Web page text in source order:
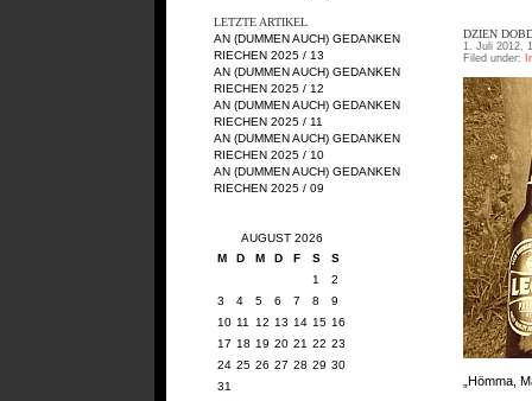
LETZTE ARTIKEL
AN (DUMMEN AUCH) GEDANKEN
RIECHEN 2025 / 13
AN (DUMMEN AUCH) GEDANKEN
RIECHEN 2025 / 12
AN (DUMMEN AUCH) GEDANKEN
RIECHEN 2025 / 11
AN (DUMMEN AUCH) GEDANKEN
RIECHEN 2025 / 10
AN (DUMMEN AUCH) GEDANKEN
RIECHEN 2025 / 09
AUGUST 2026
M
D M D F S S
1
2
3
4 5 6 7 8
9
10 11 12 13 14 15 16
17 18 19 20 21 22 23
24 25 26 27 28 29 30
31
DZIEN
1. Juli 2012,
Filed under:
„Hömma,